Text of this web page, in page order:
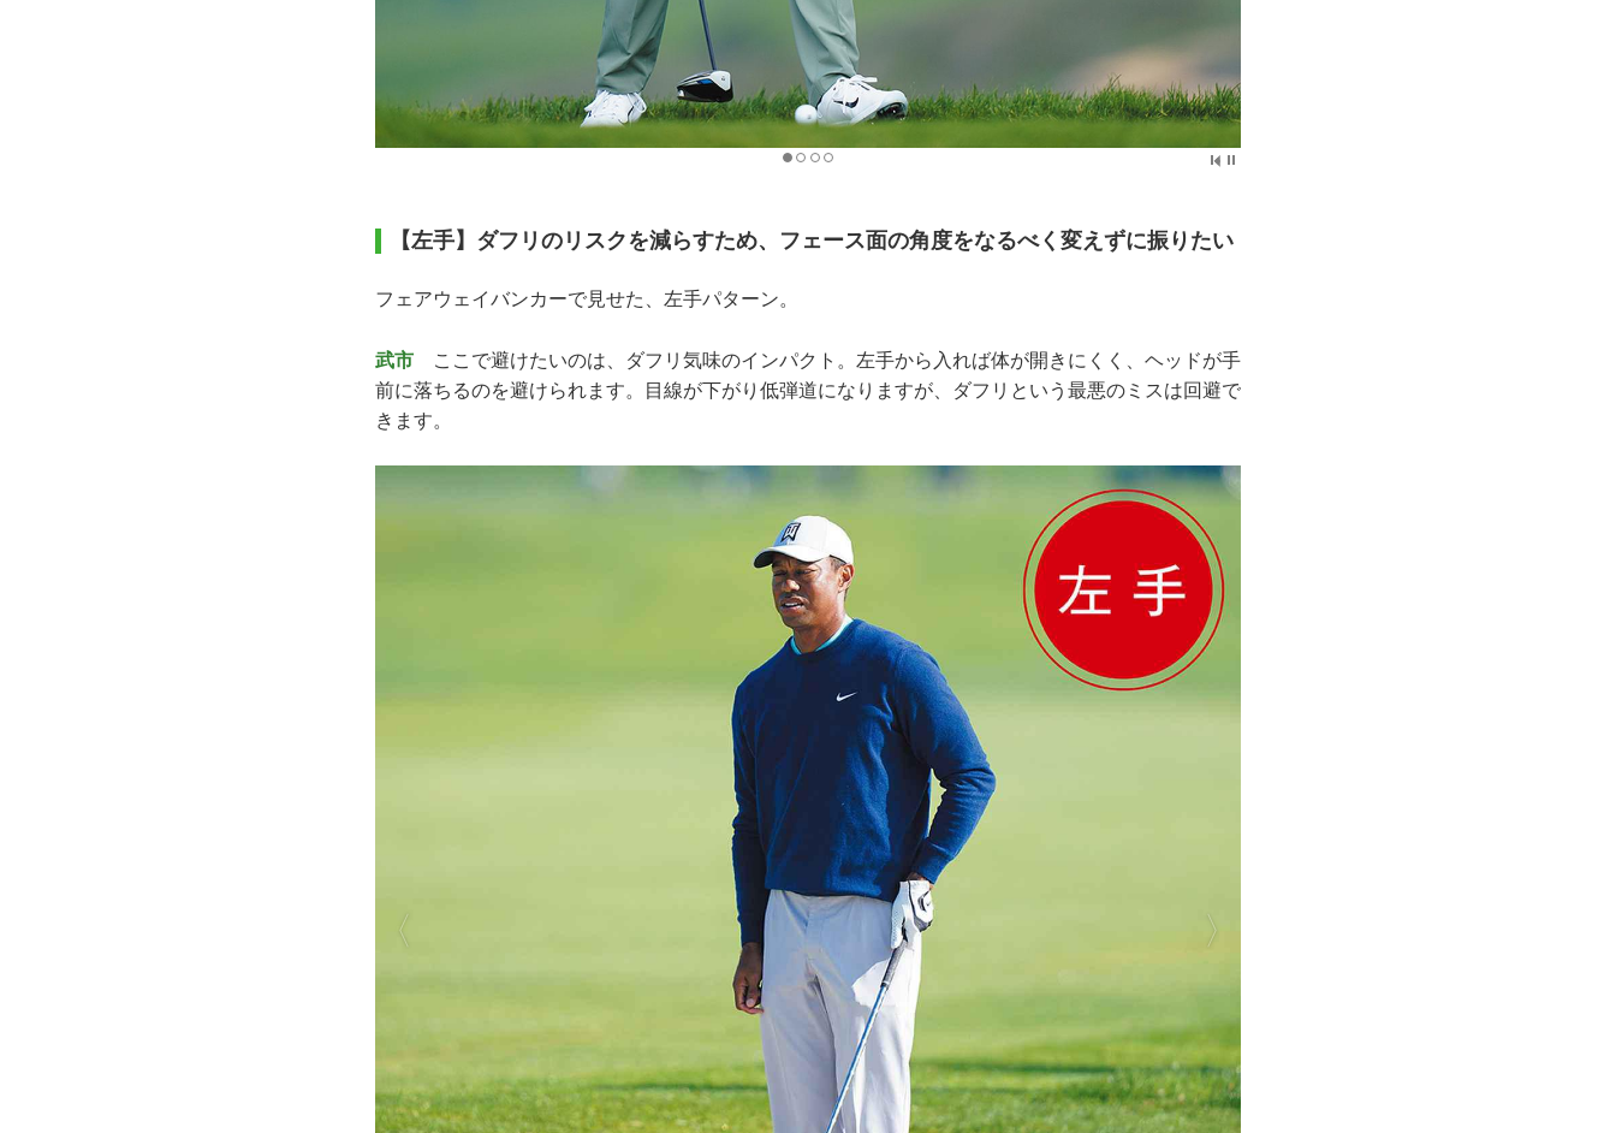
【左手】ダフリのリスクを減らすため、フェース面の角度をなるべく変えずに振りたい
フェアウェイバンカーで見せた、左手パターン。
武市 ここで避けたいのは、ダフリ気味のインパクト。左手から入れば体が開きにくく、ヘッドが手
前に落ちるのを避けられます。目線が下がり低弾道になりますが、ダフリという最悪のミスは回避で
きます。